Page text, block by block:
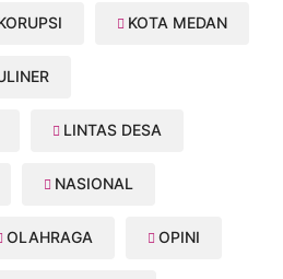
KOTA MEDAN
LINTAS DESA
NASIONAL
OLAHRAGA OPINI